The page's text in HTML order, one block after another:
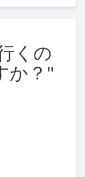
くの
か？"